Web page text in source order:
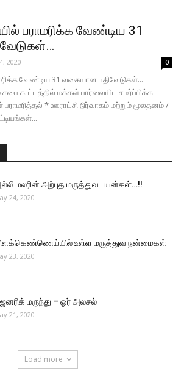
பராமரிக்க வேண்டிய 31
2020 0
வேண்டிய 31 வகையான பதிவேடுகள்...
சபை கூட்டத்தில் மக்கள் பார்வையிட சமர்ப்பிக்க
* ஊராட்சி நிர்வாகம் மற்றும் மூலதனம் /
மலரின் அற்புத மருத்துவ பயன்கள்…!!
24, 2020
உள்ள மருத்துவ நன்மைகள்
23, 2020
மருந்து – ஓர் அலசல்
21, 2020
Load more